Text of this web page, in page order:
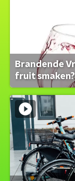
Brandende
fruit smaken?